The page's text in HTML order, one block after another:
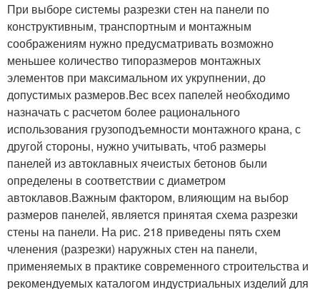
При выборе системы разрезки стен на панели по
конструктивным, транспортным и монтажным
соображениям нужно предусматривать возможно
меньшее количество типоразмеров монтажных
элементов при максимальном их укрупнении, до
допустимых размеров.Вес всех папелей необходимо
назначать с расчетом более рационального
использования грузоподъемности монтажного крана, с
другой стороны, нужно учитывать, чтоб размеры
панелей из автоклавных ячеистых бетонов были
определены в соответствии с диаметром
автоклавов.Важным фактором, влияющим на выбор
размеров панелей, является принятая схема разрезки
стены на панели. На рис. 218 приведены пять схем
членения (разрезки) наружных стен на панели,
применяемых в практике современного строительства и
рекомендуемых каталогом индустриальных изделий для